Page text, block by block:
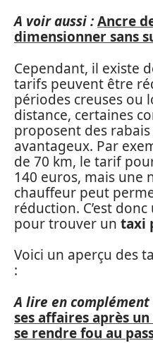
A voir aussi :Ancre
dimensionner sans
Cependant, il existe
tarifs peuvent être
périodes creuses ou
distance, certaines
proposent des
avantageux. Par
de 70 km, le tarif
140 euros, mais une
chauffeur peut
réduction. C’est
pour trouver un taxi
Voici un aperçu des
:
A lire en complément
ses affaires après
se rendre fou au